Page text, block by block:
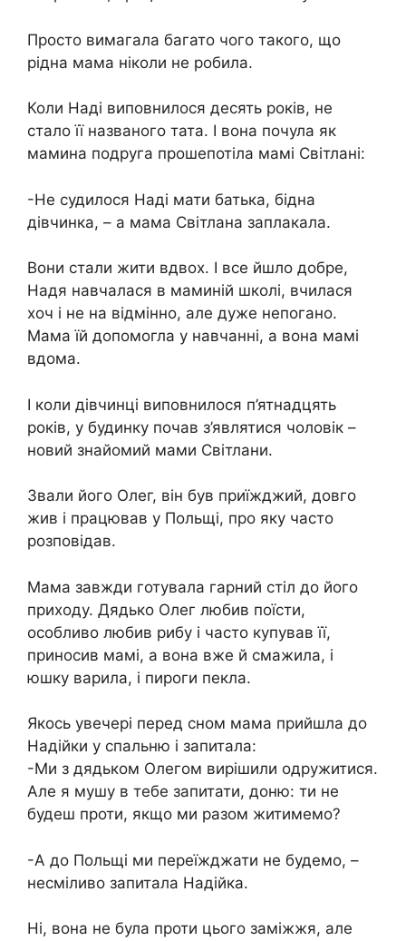
Просто вимагала багато чого такого, що
рідна мама ніколи не робила.
Коли Наді виповнилося десять років, не
стало її названого тата. І вона почула як
мамина подруга прошепотіла мамі Світлані:
-Не судилося Наді мати батька, бідна
дівчинка, – а мама Світлана заплакала.
Вони стали жити вдвох. І все йшло добре,
Надя навчалася в маминій школі, вчилася
хоч і не на відмінно, але дуже непогано.
Мама їй допомогла у навчанні, а вона мамі
вдома.
І коли дівчинці виповнилося п’ятнадцять
років, у будинку почав з’являтися чоловік –
новий знайомий мами Світлани.
Звали його Олег, він був приїжджий, довго
жив і працював у Польщі, про яку часто
розповідав.
Мама завжди готувала гарний стіл до його
приходу. Дядько Олег любив поїсти,
особливо любив рибу і часто купував її,
приносив мамі, а вона вже й смажила, і
юшку варила, і пироги пекла.
Якось увечері перед сном мама прийшла до
Надійки у спальню і запитала:
-Ми з дядьком Олегом вирішили одружитися.
Але я мушу в тебе запитати, доню: ти не
будеш проти, якщо ми разом житимемо?
-А до Польщі ми переїжджати не будемо, –
несміливо запитала Надійка.
Ні, вона не була проти цього заміжжя, але